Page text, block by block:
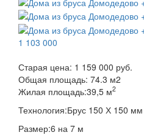
1 103 000
Старая цена: 1 159 000 руб.
Общая площадь: 74.3 м2
Жилая площадь:39,5 м2
Технология:Брус 150 Х 150 мм
Размер:6 на 7 м